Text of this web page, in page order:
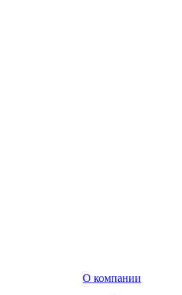
О компании